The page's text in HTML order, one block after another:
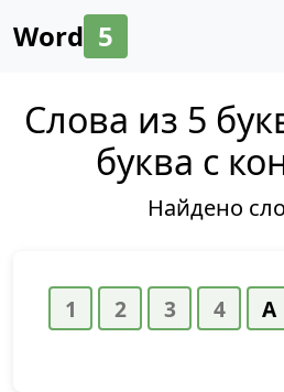
Word 5
Слова из 5
буква с
Найдено